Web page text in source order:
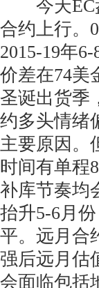
今天EC盘
合约上行。
2015-19年
价差在74美
圣诞出货季
约多头情绪
主要原因。
时间有单程
补库节奏均
抬升5-6月
平。远月合
强后远月估
会面临包括